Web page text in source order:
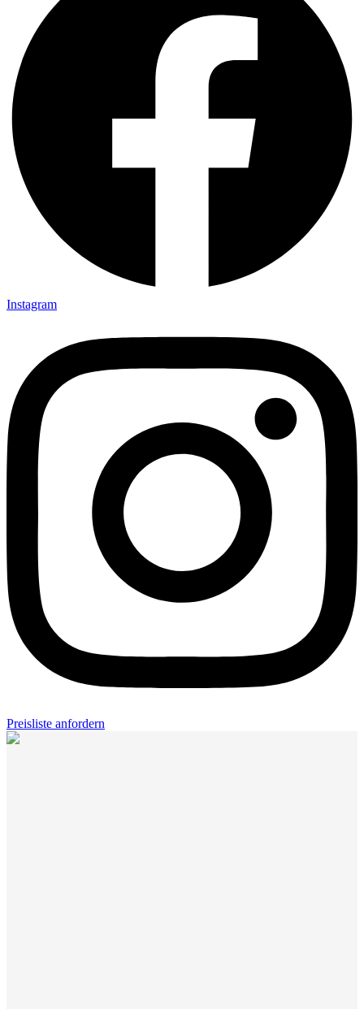
Instagram
Preisliste anfordern